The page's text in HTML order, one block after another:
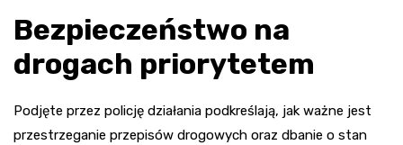
Bezpieczeństwo na
drogach priorytetem
Podjęte przez policję działania podkreślają, jak ważne jest
przestrzeganie przepisów drogowych oraz dbanie o stan